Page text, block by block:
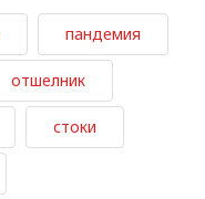
пандемия
отшелник
стоки